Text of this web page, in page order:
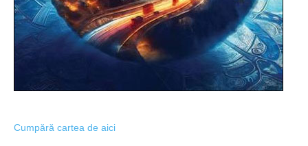
Cumpără cartea de aici